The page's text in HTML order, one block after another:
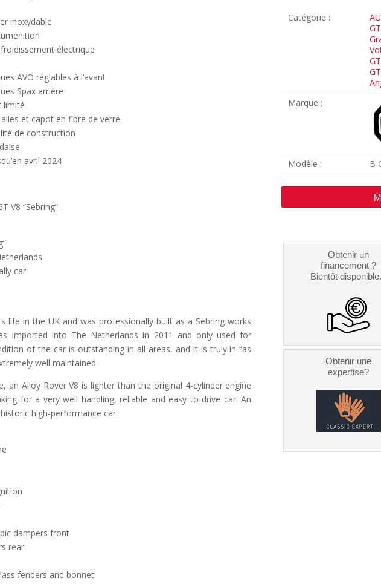
inoxydable
électrique
AVO réglables à l’avant
Spax arrière
limité
et capot en fibre de verre.
de construction
avril 2024
V8 “Sebring”.
car
life in the UK and was professionally built as a Sebring works
imported into The Netherlands in 2011 and only used for
of the car is outstanding in all areas, and it is truly in “as
well maintained.
an Alloy Rover V8 is lighter than the original 4-cylinder engine
for a very well handling, reliable and easy to drive car. An
high-performance car.
dampers front
rear
fenders and bonnet.
Catégorie :
Marque :
Modèle : B
Obtenir un
financement ?
Bientôt
Obtenir une
expertise?